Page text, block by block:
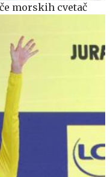
morskih cvetač